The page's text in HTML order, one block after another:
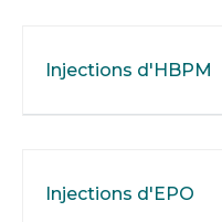
Injections d'HBPM
Injections d'EPO